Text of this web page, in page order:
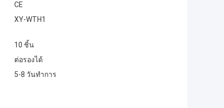
CE
XY-WTH1
10 ชิ้น
ต่อรองได้
5-8 วันทำการ